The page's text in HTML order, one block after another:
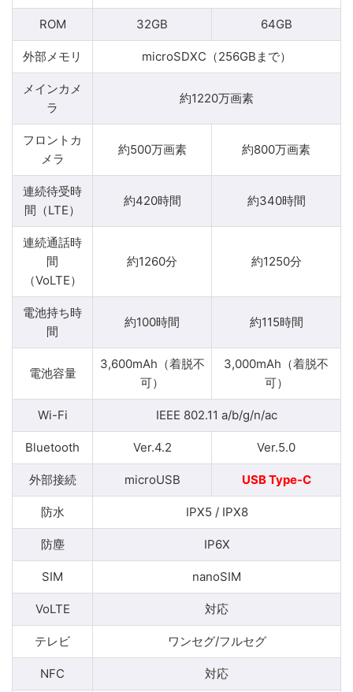
ROM 32GB 64GB
外部メモリ microSDXC（256GBまで）
メインカメ
ラ
約1220万画素
フロントカ
メラ
約500万画素 約800万画素
連続待受時
間（LTE）
約420時間 約340時間
連続通話時
間
（VoLTE）
約1260分 約1250分
電池持ち時
間
約100時間 約115時間
電池容量
3,600mAh（着脱不
可）
3,000mAh（着脱不
可）
Wi-Fi IEEE 802.11 a/b/g/n/ac
Bluetooth Ver.4.2 Ver.5.0
外部接続 microUSB USB Type-C
防水 IPX5 / IPX8
防塵 IP6X
SIM nanoSIM
VoLTE 対応
テレビ ワンセグ/フルセグ
NFC 対応